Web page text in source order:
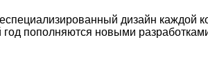
дизайн каждой
пополняются новыми